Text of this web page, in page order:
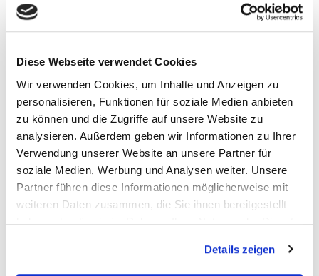
Diese Webseite verwendet Cookies
Wir verwenden Cookies, um Inhalte und Anzeigen zu
personalisieren, Funktionen für soziale Medien anbieten
zu können und die Zugriffe auf unsere Website zu
analysieren. Außerdem geben wir Informationen zu Ihrer
Verwendung unserer Website an unsere Partner für
soziale Medien, Werbung und Analysen weiter. Unsere
Partner führen diese Informationen möglicherweise mit
weiteren Daten zusammen, die Sie ihnen bereitgestellt
haben oder die sie im Rahmen Ihrer Nutzung der Dienste
Details zeigen
18
DIE SIEBEN
PRODUKTLINIEN UFI
THERMAL
MANAGEMENT
thermal management,
Das Wärmemanagement, eins UFI
produziert seit 2010 Aluminium-